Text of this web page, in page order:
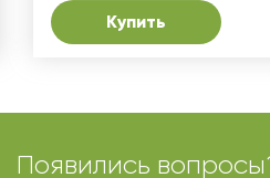
Купить
Появились